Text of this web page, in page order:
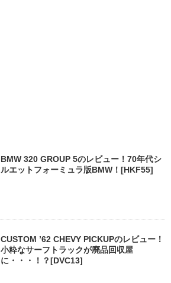
BMW 320 GROUP 5のレビュー！70年代シ
ルエットフォーミュラ版BMW！[HKF55]
CUSTOM ’62 CHEVY PICKUPのレビュー！
小粋なサーフトラックが廃品回収屋
に・・・！？[DVC13]